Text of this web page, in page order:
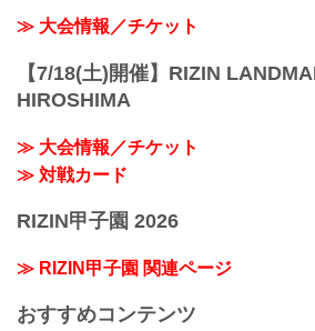
≫ 大会情報／チケット
【7/18(土)開催】RIZIN
HIROSHIMA
≫ 大会情報／チケット
≫ 対戦カード
RIZIN甲子園 2026
≫ RIZIN甲子園 関連ページ
おすすめコンテンツ